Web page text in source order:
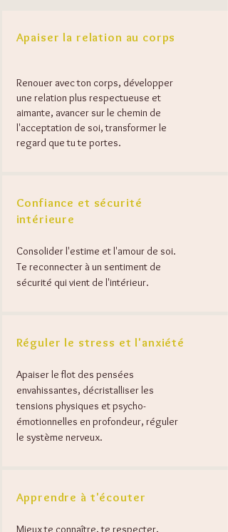
Apaiser la relation au corps
Renouer avec ton corps, développer
une relation plus respectueuse et
aimante, avancer sur le chemin de
l'acceptation de soi, transformer le
regard que tu te portes.
Confiance et sécurité
intérieure
Consolider l'estime et l'amour de soi.
Te reconnecter à un sentiment de
sécurité qui vient de l'intérieur.
Réguler le stress et l'anxiété
Apaiser le flot des pensées
envahissantes, décristalliser les
tensions physiques et psycho-
émotionnelles en profondeur, réguler
le système nerveux.
Apprendre à t'écouter
Mieux te connaître, te respecter,